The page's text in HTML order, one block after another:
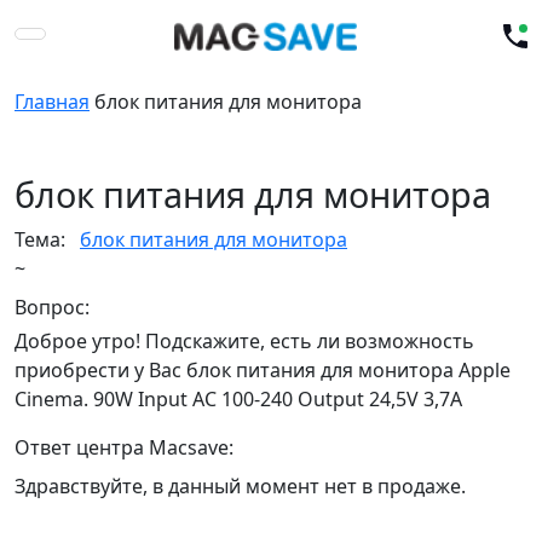
Главная блок питания для монитора
блок питания для монитора
Тема:
блок питания для монитора
~
Вопрос:
Доброе утро! Подскажите, есть ли возможность
приобрести у Вас блок питания для монитора Apple
Cinema. 90W Input AC 100-240 Output 24,5V 3,7A
Ответ центра Macsave:
Здравствуйте, в данный момент нет в продаже.